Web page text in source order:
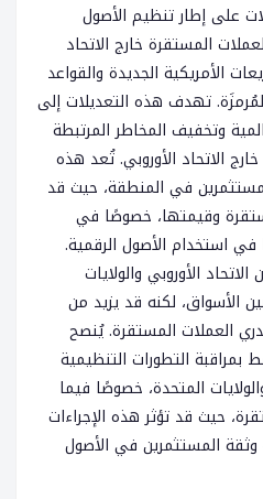
على إطار تنظيم الأصول
المستقرة خارج الاتحاد
الأمريكية الجديدة والقواعد
تهدف هذه التعديلات إلى
وتخفيف المخاطر المرتبطة
الاتحاد الأوروبي. تُعد هذه
في المنطقة، حيث قد
وقيمتها، خصوصًا في
استخدام الأصول الرقمية.
الأوروبي والولايات
الأسواق، لكنه قد يزيد من
العملات المستقرة. يُنصح
التطورات التنظيمية
المتحدة، خصوصًا فيما
حيث قد تؤثر هذه الإجراءات
المستثمرين في الأصول